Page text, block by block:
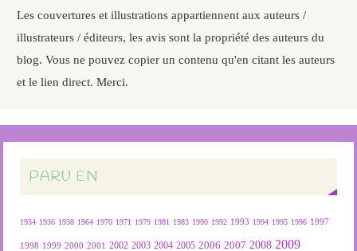
Les couvertures et illustrations appartiennent aux auteurs /
illustrateurs / éditeurs, les avis sont la propriété des auteurs du
blog. Vous ne pouvez copier un contenu qu'en citant les auteurs
et le lien direct. Merci.
PARU EN
1934 1936 1938 1964 1970 1971 1979 1981 1983 1990 1992 1993 1994 1995 1996 1997
1998 1999 2000 2001 2002 2003 2004 2005 2006 2007 2008 2009